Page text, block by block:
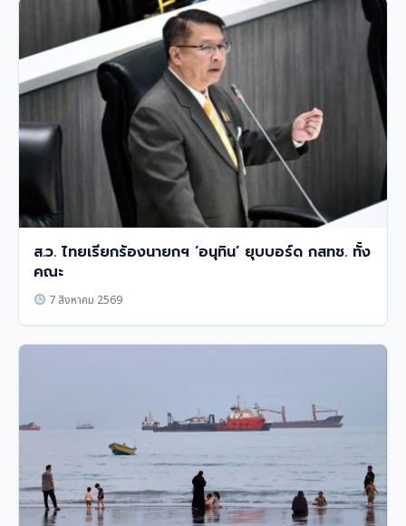
ส.ว. ไทยเรียกร้องนายกฯ ‘อนุทิน’ ยุบบอร์ด กสทช. ทั้ง
คณะ
7 สิงหาคม 2569